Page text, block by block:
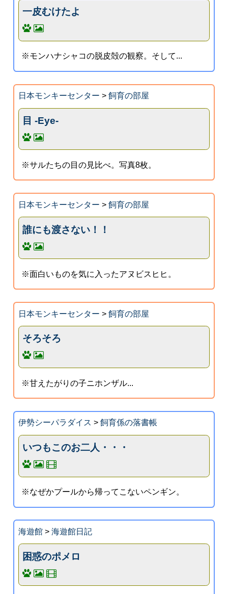
一皮むけたよ
※モンハナシャコの脱皮殻の観察。そして...
日本モンキーセンター > 飼育の部屋
目 -Eye-
※サルたちの目の見比べ。写真8枚。
日本モンキーセンター > 飼育の部屋
誰にも渡さない！！
※面白いものを気に入ったアヌビスヒヒ。
日本モンキーセンター > 飼育の部屋
そろそろ
※甘えたがりの子ニホンザル...
伊勢シーパラダイス > 飼育係の落書帳
いつもこのお二人・・・
※なぜかプールから帰ってこないペンギン。
海遊館> 海遊館日記
困惑のポメロ